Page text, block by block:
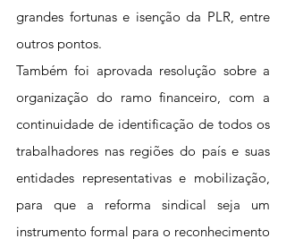
grandes fortunas e isenção da PLR, entre
outros pontos.
Também foi aprovada resolução sobre a
organização do ramo financeiro, com a
continuidade de identificação de todos os
trabalhadores nas regiões do país e suas
entidades representativas e mobilização,
para que a reforma sindical seja um
instrumento formal para o reconhecimento